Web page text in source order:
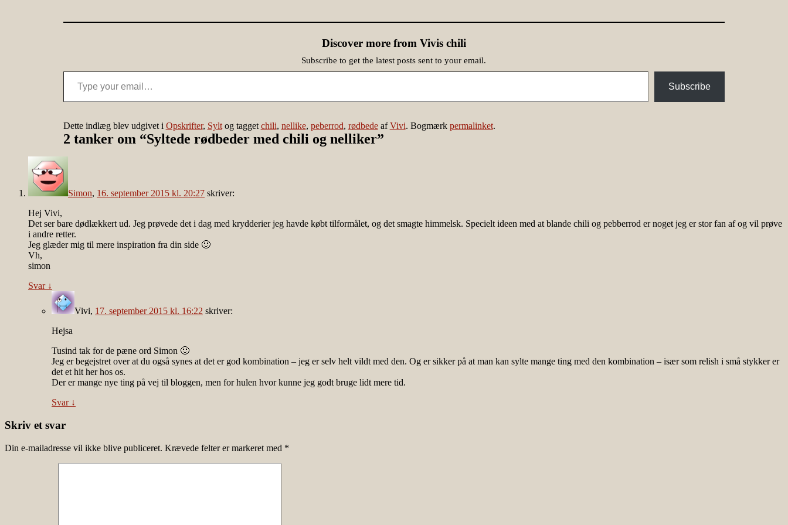
Discover more from Vivis chili
Subscribe to get the latest posts sent to your email.
Type your email…
Subscribe
Dette indlæg blev udgivet i Opskrifter, Syltog tagget chili, nellike, peberrod, rødbedeafVivi. Bogmærk permalinket.
2 tanker om “Syltede rødbeder med chili og nelliker”
Simon, 16. september 2015 kl. 20:27 skriver:
Hej Vivi,
Det ser bare dødlækkert ud. Jeg prøvede det i dag med krydderier jeg havde købt tilformålet, og det smagte himmelsk. Specielt ideen med at blande chili og pebberrod er noget jeg er stor fan af og vil prøve
i andre retter.
Jeg glæder mig til mere inspiration fra din side 🙂
Vh,
simon
Svar ↓
Vivi, 17. september 2015 kl. 16:22 skriver:
Hejsa
Tusind tak for de pæne ord Simon 🙂
Jeg er begejstret over at du også synes at det er god kombination – jeg er selv helt vildt med den. Og er sikker på at man kan sylte mange ting med den kombination – især som relish i små stykker er
det et hit her hos os.
Der er mange nye ting på vej til bloggen, men for hulen hvor kunne jeg godt bruge lidt mere tid.
Svar ↓
Skriv et svar
Din e-mailadresse vil ikke blive publiceret. Krævede felter er markeret med *